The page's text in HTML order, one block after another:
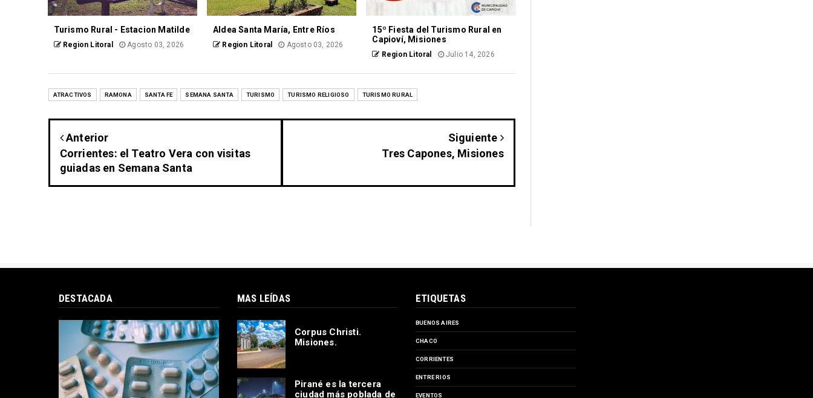
Turismo Rural - Estacion Matilde
Region Litoral Agosto 03, 2026
Aldea Santa María, Entre Ríos
Region Litoral Agosto 03, 2026
15º Fiesta del Turismo Rural en
Capioví, Misiones
Region Litoral Julio 14, 2026
ATRACTIVOS RAMONA SANTA FE SEMANA SANTA TURISMO TURISMO RELIGIOSO TURISMO RURAL
Anterior
Corrientes: el Teatro Vera con visitas
guiadas en Semana Santa
Siguiente
Tres Capones, Misiones
DESTACADA MAS LEÍDAS
Corpus Christi.
Misiones.
Pirané es la tercera
ciudad más poblada de
ETIQUETAS
BUENOS AIRES
CHACO
CORRIENTES
ENTRE RIOS
EVENTOS